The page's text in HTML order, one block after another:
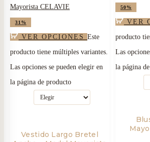
31%
VER OPCIONES Este
producto tiene múltiples variantes.
Las opciones se pueden elegir en
la página de producto
Vestido Largo Bretel
50%
VER
producto
Las
la página